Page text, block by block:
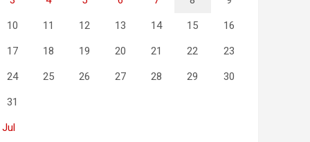
10 11 12 13 14 15 16
17 18 19 20 21 22 23
24 25 26 27 28 29 30
31
Jul